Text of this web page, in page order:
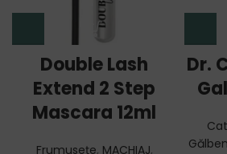
Double Lash
Extend 2 Step
Mascara 12ml
Frumusețe, MACHIAJ,
Dr.